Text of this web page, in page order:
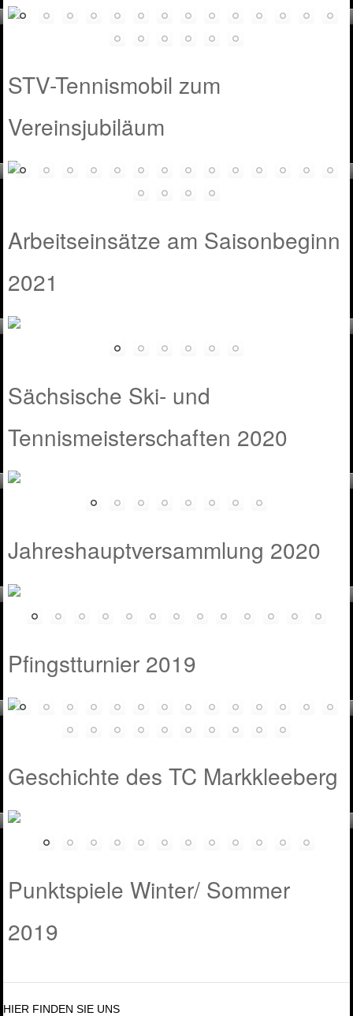
STV-Tennismobil zum
Vereinsjubiläum
Arbeitseinsätze am Saisonbeginn
2021
Sächsische Ski- und
Tennismeisterschaften 2020
Jahreshauptversammlung 2020
Pfingstturnier 2019
Geschichte des TC Markkleeberg
Punktspiele Winter/ Sommer
2019
HIER FINDEN SIE UNS